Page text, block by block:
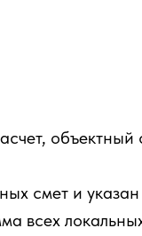
объектный
смет и
всех